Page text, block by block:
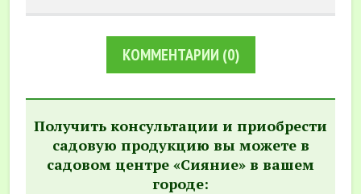
КОММЕНТАРИИ (0)
Получить консультации и приобрести
садовую продукцию вы можете в
садовом центре «Сияние» в вашем
городе: